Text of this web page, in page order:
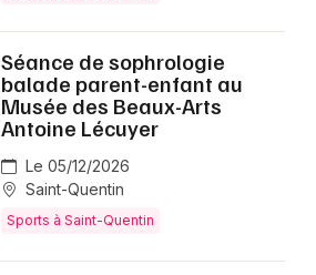
Séance de sophrologie
balade parent-enfant au
Musée des Beaux-Arts
Antoine Lécuyer
Le 05/12/2026
Saint-Quentin
Sports à Saint-Quentin